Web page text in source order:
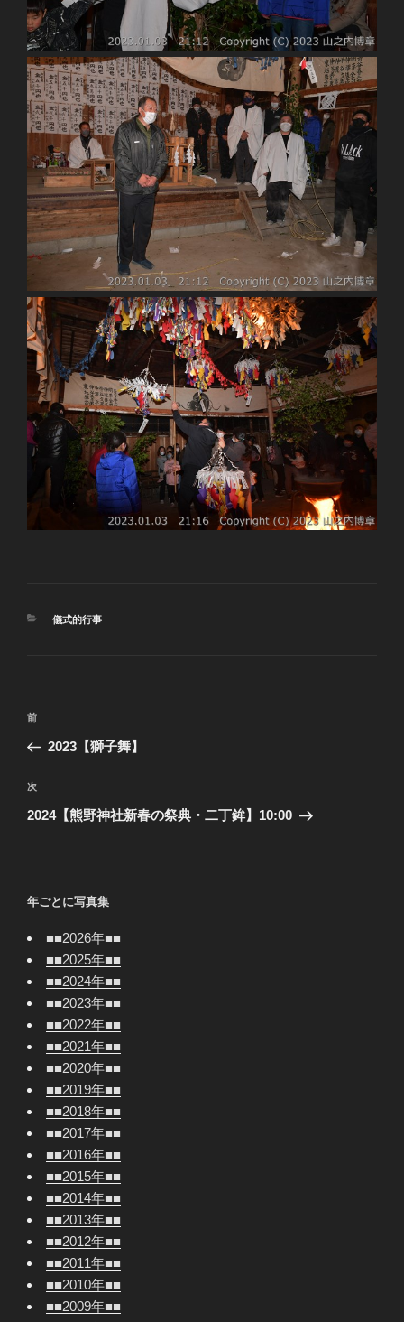
カ
儀式的行事
投
ナ
ビ
ゲ
ン
前
の
稿
前
2023【獅子舞】
次
の
次
2024【熊野神社新春の祭典・二丁鉾】10:00
年ごとに写真集
■■2026年■■
■■2025年■■
■■2024年■■
■■2023年■■
■■2022年■■
■■2021年■■
■■2020年■■
■■2019年■■
■■2018年■■
■■2017年■■
■■2016年■■
■■2015年■■
■■2014年■■
■■2013年■■
■■2012年■■
■■2011年■■
■■2010年■■
■■2009年■■